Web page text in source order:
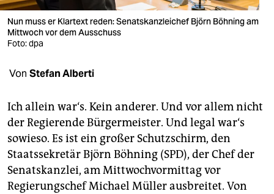
verlag
verlag
shop
fragen & hilfe
unterstützen
abo
genossenschaft
Nun muss er Klartext reden: Senatskanzleichef Björn Böhning am
Mittwoch vor dem Ausschuss
Foto: dpa
Von Stefan Alberti
Ich allein war‘s. Kein anderer. Und vor allem nicht
der Regierende Bürgermeister. Und legal war‘s
sowieso. Es ist ein großer Schutzschirm, den
Staatssekretär Björn Böhning (SPD), der Chef der
Senatskanzlei, am Mittwochvormittag vor
Regierungschef Michael Müller ausbreitet. Von